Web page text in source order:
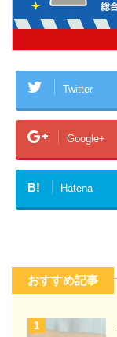
Twitter
Google+
B! Hatena
おすすめ記事
1